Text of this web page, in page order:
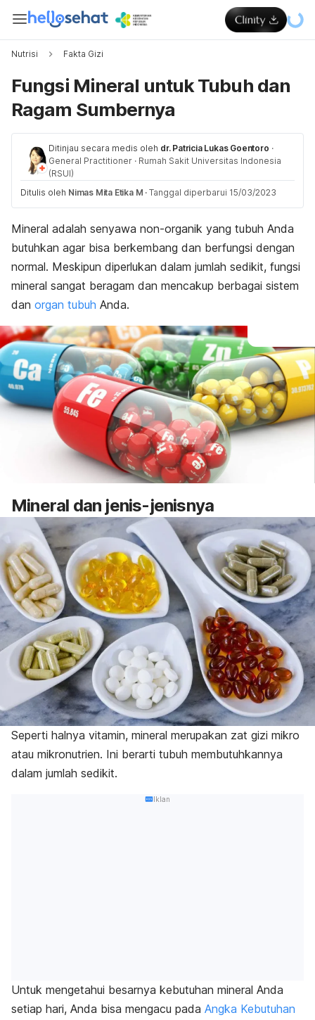
Nutrisi Fakta Gizi
Fungsi Mineral untuk Tubuh dan
Ragam Sumbernya
Ditinjau secara medis oleh dr. Patricia Lukas Goentoro ·
General Practitioner · Rumah Sakit Universitas Indonesia
(RSUI)
Ditulis oleh Nimas Mita Etika M · Tanggal diperbarui 15/03/2023
Mineral adalah senyawa non-organik yang tubuh Anda
butuhkan agar bisa berkembang dan berfungsi dengan
normal. Meskipun diperlukan dalam jumlah sedikit, fungsi
mineral sangat beragam dan mencakup berbagai sistem
dan organ tubuh Anda.
Mineral dan jenis-jenisnya
Seperti halnya vitamin, mineral merupakan zat gizi mikro
atau mikronutrien. Ini berarti tubuh membutuhkannya
dalam jumlah sedikit.
Iklan
Untuk mengetahui besarnya kebutuhan mineral Anda
setiap hari, Anda bisa mengacu pada Angka Kebutuhan